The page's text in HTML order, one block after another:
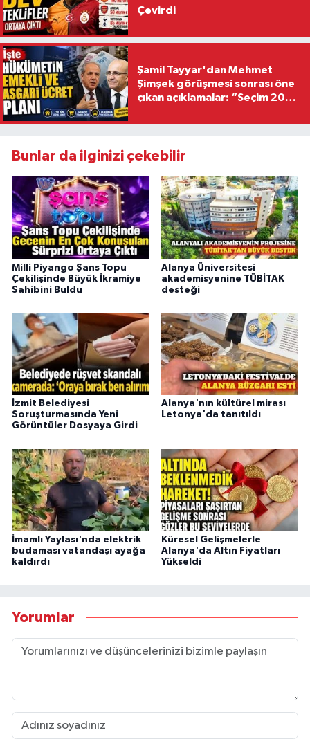
Çevirdi
Şamil Tayyar'dan Mehmet
Şimşek görüşmesi sonrası öne
çıkan açıklamalar: “Seçim 2028
Bunlar da ilginizi çekebilir
Milli Piyango Şans Topu
Çekilişinde Büyük İkramiye
Sahibini Buldu
Alanya Üniversitesi
akademisyenine TÜBİTAK
desteği
İzmit Belediyesi
Soruşturmasında Yeni
Görüntüler Dosyaya Girdi
Alanya'nın kültürel mirası
Letonya'da tanıtıldı
İmamlı Yaylası'nda elektrik
budaması vatandaşı ayağa
kaldırdı
Küresel Gelişmelerle
Alanya'da Altın Fiyatları
Yükseldi
Yorumlar